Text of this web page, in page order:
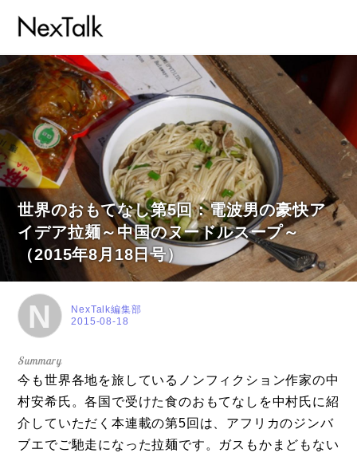
事例
トピックス
世界のおもてなし第5回：電波男の豪快ア
イデア拉麺～中国のヌードルスープ～
（2015年8月18日号）
N 2015-08-18
NexTalk編集部
今も世界各地を旅しているノンフィクション作家の中
村安希氏。各国で受けた食のおもてなしを中村氏に紹
介していただく本連載の第5回は、アフリカのジンバ
ブエでご馳走になった拉麺です。ガスもかまどもない